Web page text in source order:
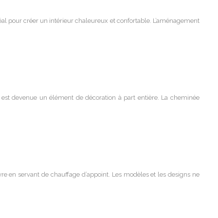
pour créer un intérieur chaleureux et confortable. L’aménagement
devenue un élément de décoration à part entière. La cheminée
en servant de chauffage d’appoint. Les modèles et les designs ne